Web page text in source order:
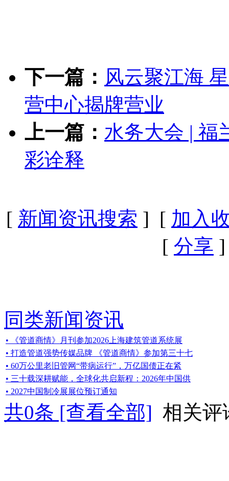
下一篇： 风云聚江海
营中心揭牌营业
上一篇： 水务大会 | 福
彩诠释
[ 新闻资讯搜索 ] [ 加入
[ 分享
同类新闻资讯
• 《管道商情》月刊参加2026上海建筑管道系统展
• 打造管道强势传媒品牌 《管道商情》参加第三十七
• 60万公里老旧管网“带病运行”，万亿国债正在紧
• 三十载深耕赋能，全球化共启新程：2026年中国供
• 2027中国制冷展展位预订通知
共0条 [查看全部] 相关评